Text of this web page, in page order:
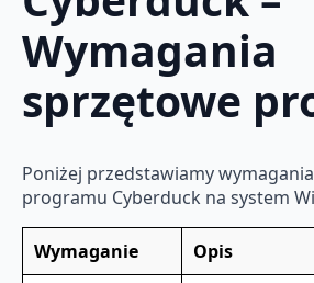
Wymagania
sprzętowe
Poniżej przedstawiamy
programu Cyberduck na system
Wymaganie
Opis